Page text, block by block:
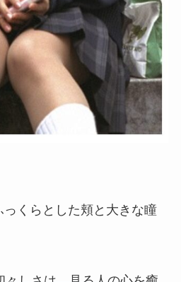
くらとした頬と大きな瞳